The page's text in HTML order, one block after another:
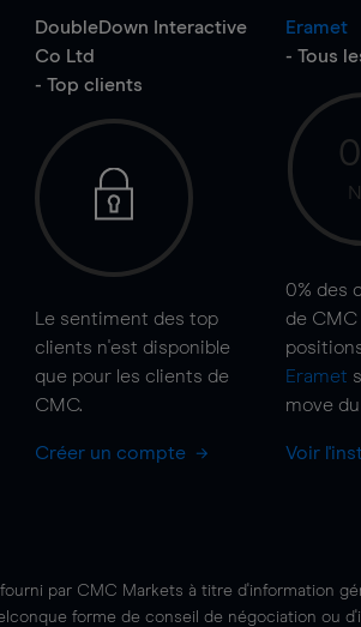
DoubleDown Interactive
Co Ltd
- Top clients
Le sentiment des top
clients n'est disponible
que pour les clients de
CMC.
Créer un compte
Eramet
- Tous
0% des
de
Eramet
move
Voir
par CMC Markets à titre d'information
forme de conseil de négociation ou